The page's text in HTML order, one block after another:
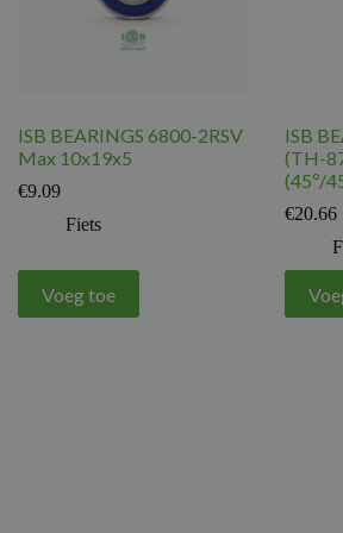
ISB BEARINGS 6800-2RSV
Max 10x19x5
€9.09
Fiets
Voeg toe
ISB
(TH-
(45º/
€20.66